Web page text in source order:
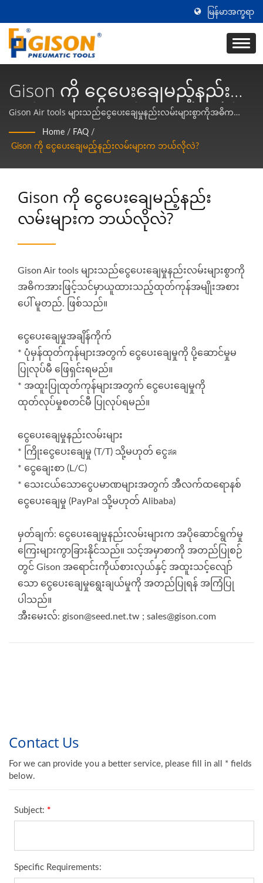
မြန်မာအက္ခရာ
Gison ကို ငွေပေးချေမည့်နည်း
လမ်းများက ဘယ်လိုလဲ? | တိုင်း
ဝမ်တွင် ထုတ်လုပ်သော လေ
ကိရိယာများနှင့် လေထုတ်
ကိရိယာများ ထုတ်လုပ်သူ |
Gison
Gison Air tools များသည်ငွေပေးချေမှုနည်းလမ်းများစွာကိုအဓိက
အားဖြင့်သင်မှာယူထားသည့်ထုတ်ကုန်အမျိုးအစားပေါ် မူတည်.
ဖြစ်သည်။ ငွေပေးချေမှုအချိန်ကိုက် * ပုံမှန်ထုတ်ကုန်များအတွက် ငွေ
ပေးချေမှုကို ပို့ဆောင်မှုမပြုလုပ်မီ ဖြေရှင်းရမည်။ * အထူးပြုထုတ်ကုန်
များအတွက် ငွေပေးချေမှုကို ထုတ်လုပ်မှုစတင်မီ ပြုလုပ်ရမည်။ ငွေ
ငွေချေးစာ (L/C) * သေးငယ်သောငွေပမာဏများအတွက် အီလက်ထရော
နစ်ငွေပေးချေမှု (PayPal သို့မဟုတ် Alibaba) မှတ်ချက်: ငွေပေးချေမှု
နည်းလမ်းများက အပိုဆောင်ရွက်မှုကြေးများကွာခြားနိုင်သည်။ သင့်
ပါသည်။ အီးမေးလ်: gison@seed.net.tw ; sales@gison.com
Home / FAQ /
Gison ကို ငွေပေးချေမည့်နည်းလမ်းများက ဘယ်လိုလဲ?
Gison ကို ငွေပေးချေမည့်နည်း
လမ်းများက ဘယ်လိုလဲ?
Gison Air tools များသည်ငွေပေးချေမှုနည်းလမ်းများစွာကို
အဓိကအားဖြင့်သင်မှာယူထားသည့်ထုတ်ကုန်အမျိုးအစား
ပေါ် မူတည်. ဖြစ်သည်။
ငွေပေးချေမှုအချိန်ကိုက်
* ပုံမှန်ထုတ်ကုန်များအတွက် ငွေပေးချေမှုကို ပို့ဆောင်မှုမ
ပြုလုပ်မီ ဖြေရှင်းရမည်။
* အထူးပြုထုတ်ကုန်များအတွက် ငွေပေးချေမှုကို
ထုတ်လုပ်မှုစတင်မီ ပြုလုပ်ရမည်။
ငွေပေးချေမှုနည်းလမ်းများ
* ကြိုးငွေပေးချေမှု (T/T) သို့မဟုတ် ငွေสด
* ငွေချေးစာ (L/C)
* သေးငယ်သောငွေပမာဏများအတွက် အီလက်ထရောနစ်
ငွေပေးချေမှု (PayPal သို့မဟုတ် Alibaba)
မှတ်ချက်: ငွေပေးချေမှုနည်းလမ်းများက အပိုဆောင်ရွက်မှု
ကြေးများကွာခြားနိုင်သည်။ သင့်အမှာစာကို အတည်ပြုစဉ်
တွင် Gison အရောင်းကိုယ်စားလှယ်နှင့် အထူးသင့်လျော်
သော ငွေပေးချေမှုရွေးချယ်မှုကို အတည်ပြုရန် အကြံပြု
ပါသည်။
အီးမေးလ်: gison@seed.net.tw ; sales@gison.com